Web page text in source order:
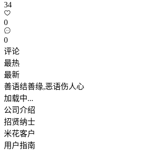
34
0
0
评论
最热
最新
善语结善缘,恶语伤人心
加载中...
公司介绍
招贤纳士
米花客户
用户指南